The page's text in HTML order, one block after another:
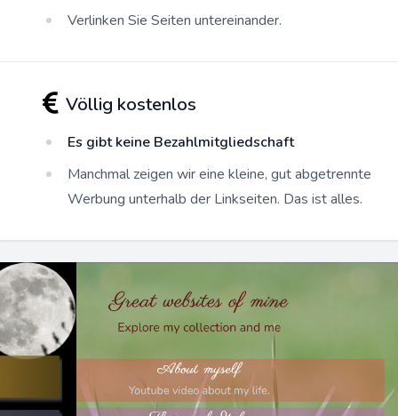
Verlinken Sie Seiten untereinander.
Völlig kostenlos
Es gibt keine Bezahlmitgliedschaft
Manchmal zeigen wir eine kleine, gut abgetrennte
Werbung unterhalb der Linkseiten. Das ist alles.